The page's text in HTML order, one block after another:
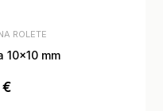
ROLETE
mm
€